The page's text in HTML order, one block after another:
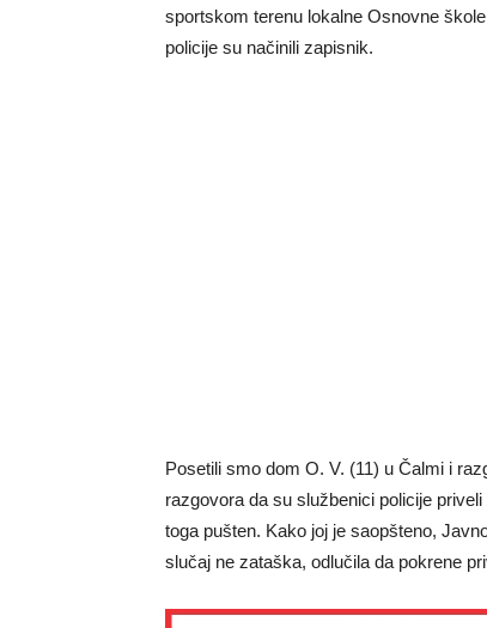
sportskom terenu lokalne Osnovne
policije su načinili zapisnik.
Posetili smo dom O. V. (11) u Čalmi i
razgovora da su službenici policije
toga pušten. Kako joj je saopšteno,
slučaj ne zataška, odlučila da pokrene